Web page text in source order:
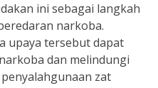
ini sebagai langkah
narkoba.
upaya tersebut dapat
dan melindungi
zat